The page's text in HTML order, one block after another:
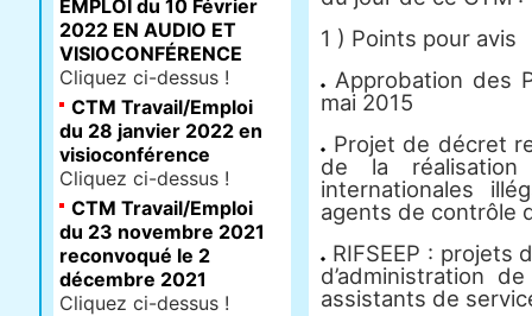
1 ) Points pour avis
Approbation des
mai 2015
Projet de décret
de la
internationales
agents de contrôle
RIFSEEP : projets
d’administration
assistants de
EMPLOI du 10 Février
2022 EN AUDIO ET
VISIOCONFÉRENCE
Cliquez ci-dessus !
CTM Travail/Emploi
du 28 janvier 2022 en
visioconférence
Cliquez ci-dessus !
CTM Travail/Emploi
du 23 novembre 2021
reconvoqué le 2
décembre 2021
Cliquez ci-dessus !